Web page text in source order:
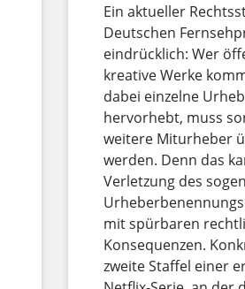
Ein aktueller
Deutschen
eindrücklich: Wer
kreative Werke
dabei einzelne
hervorhebt, muss
weitere Miturheber
werden. Denn das
Verletzung des
mit spürbaren
Konsequenzen.
zweite Staffel einer